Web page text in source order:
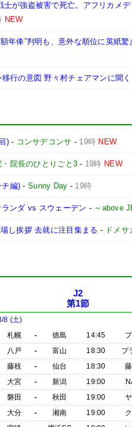
士が強盗被害で死亡。アフリカメ
NEW
年俸”判明も、意外な順位に英紙
行の意図 野々村チェアマンに聞く
)- コンサデコンサ - 19時 NEW
院長のひとりごと3 - 19時 NEW
チ編) -Sunny Day - 19時
ンダ vs スウェーデン - ～above
し挨拶 去就に注目集まる - ドメ
J2
第1節
8 (土)
札幌
- 徳島 14:45
八戸
- 富山 18:30
プ
藤枝
- 仙台 18:30
大宮
- 新潟 19:00
磐田
- 秋田 19:00
大分
- 湘南 19:00